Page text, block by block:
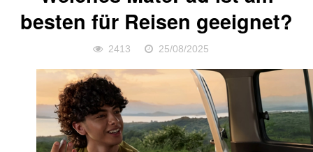
besten für Reisen geeignet?
2413 25/08/2025